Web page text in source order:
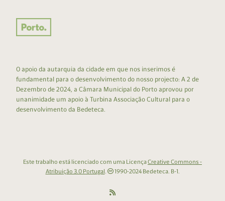
O apoio da autarquia da cidade em que nos inserimos é
fundamental para o desenvolvimento do nosso projecto: A 2 de
Dezembro de 2024, a Câmara Municipal do Porto aprovou por
unanimidade um apoio à Turbina Associação Cultural para o
desenvolvimento da Bedeteca.
Este trabalho está licenciado com uma LicençaCreative Commons -
Atribuição 3.0 Portugal. 1990-2024 Bedeteca. B-1.